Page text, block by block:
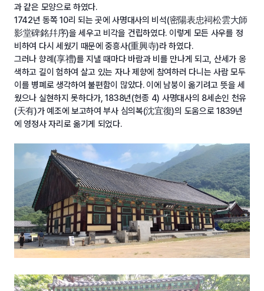
과 같은 모양으로 하였다.
1742년 동쪽 10리 되는 곳에 사명대사의 비석(密陽表忠祠松雲大師
影堂碑銘幷序)을 세우고 비각을 건립하였다. 이렇게 모든 사우를 정
비하여 다시 세웠기 때문에 중흥사(重興寺)라 하였다.
그러나 향례(享禮)를 지낼 때마다 바람과 비를 만나게 되고, 산세가 옹
색하고 길이 험하여 살고 있는 자나 제향에 참여하러 다니는 사람 모두
이를 병폐로 생각하여 불편함이 많았다. 이에 남붕이 옮기려고 뜻을 세
웠으나 실현하지 못하다가, 1838년(헌종 4) 사명대사의 8세손인 천유
(天有)가 예조에 보고하여 부사 심의복(沈宜復)의 도움으로 1839년
에 영정사 자리로 옮기게 되었다.